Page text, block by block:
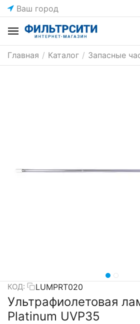
Ваш город
Главная / Каталог / Запасные
КОД: LUMPRT020
Ультрафиолетовая
Platinum UVP35